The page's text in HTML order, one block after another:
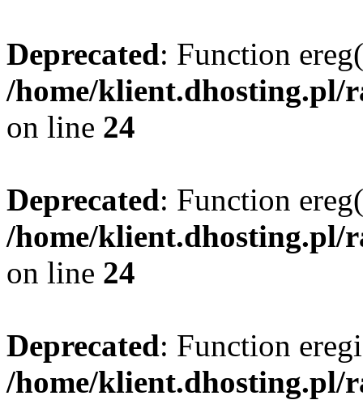
Deprecated: Function
/home/klient.dhosting.pl/
on line 24
Deprecated: Function
/home/klient.dhosting.pl/
on line 24
Deprecated: Function
/home/klient.dhosting.pl/